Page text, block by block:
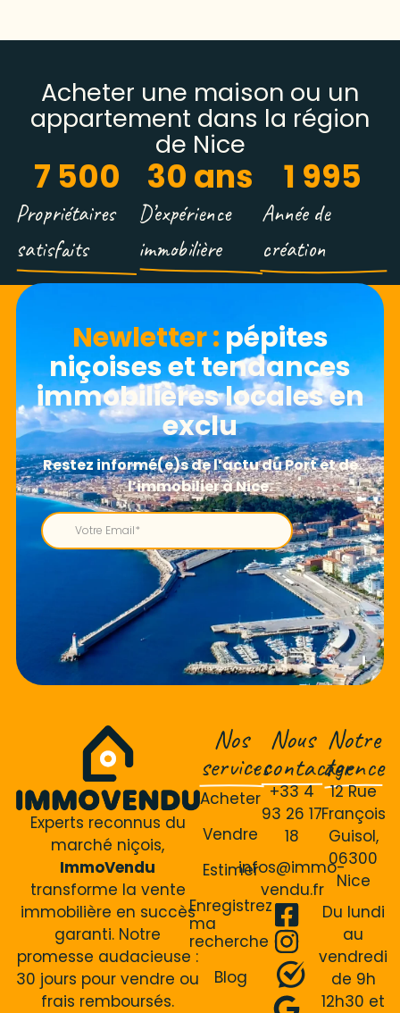
Acheter une maison ou un
appartement dans la région
de Nice
Propriétaires
satisfaits
7 500
D’expérience
immobilière
30 ans
Année de
création
1 995
Newletter​ : pépites
niçoises et tendances
immobilières locales en
exclu
Experts reconnus du
marché niçois,
ImmoVendu
transforme la vente
immobilière en succès
garanti. Notre
promesse audacieuse :
30 jours pour vendre ou
frais remboursés.
Nos
services
Acheter
Vendre
Estimer
Enregistrez
ma
recherche
Blog
Nous
contacter
+33 4
93 26 17
18
infos@immo-
vendu.fr
Notre
agence
12 Rue
François
Guisol,
06300
Nice
Du lundi
au
vendredi
de 9h
12h30 et